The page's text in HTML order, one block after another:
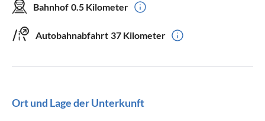
Bahnhof 0.5 Kilometer
Autobahnabfahrt 37 Kilometer
Ort und Lage der Unterkunft